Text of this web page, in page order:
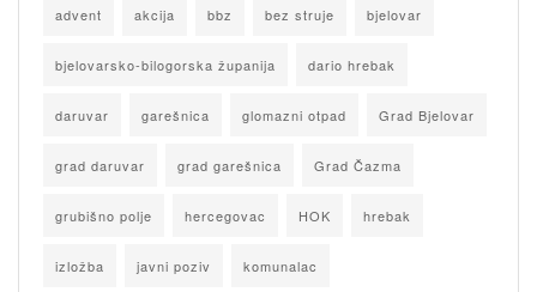
advent akcija bbz bez struje bjelovar
bjelovarsko-bilogorska županija dario hrebak
daruvar garešnica glomazni otpad Grad Bjelovar
grad daruvar grad garešnica Grad Čazma
grubišno polje hercegovac HOK hrebak
izložba javni poziv komunalac